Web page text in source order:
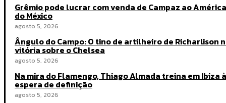
Grêmio pode lucrar com venda de Campaz ao América
do México
agosto 5, 2026
Ângulo do Campo: O tino de artilheiro de Richarlison
vitória sobre o Chelsea
agosto 5, 2026
Na mira do Flamengo, Thiago Almada treina em Ibiza à
espera de definição
agosto 5, 2026